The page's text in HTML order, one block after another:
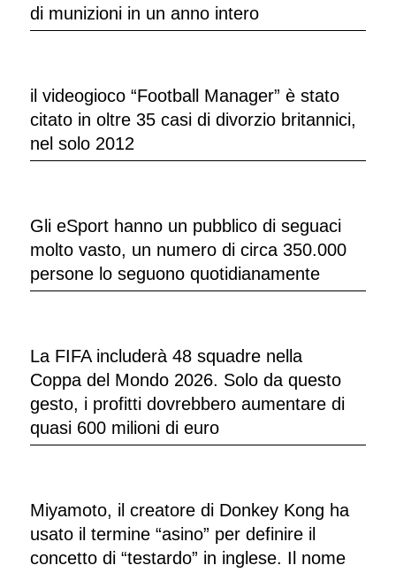
di munizioni in un anno intero
il videogioco “Football Manager” è stato
citato in oltre 35 casi di divorzio britannici,
nel solo 2012
Gli eSport hanno un pubblico di seguaci
molto vasto, un numero di circa 350.000
persone lo seguono quotidianamente
La FIFA includerà 48 squadre nella
Coppa del Mondo 2026. Solo da questo
gesto, i profitti dovrebbero aumentare di
quasi 600 milioni di euro
Miyamoto, il creatore di Donkey Kong ha
usato il termine “asino” per definire il
concetto di “testardo” in inglese. Il nome